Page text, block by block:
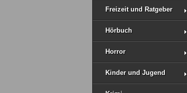
Freizeit und Ratgeber
Hörbuch
Horror
Kinder und Jugend